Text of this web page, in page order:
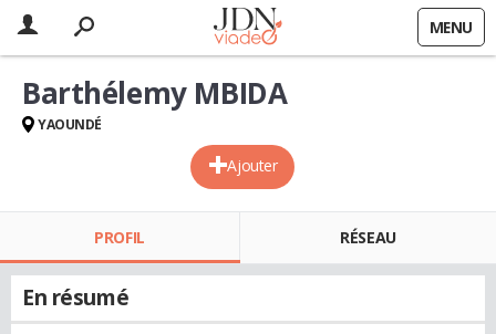
MENU
Ajouter
Barthélemy MBIDA
YAOUNDÉ
PROFIL RÉSEAU
En résumé